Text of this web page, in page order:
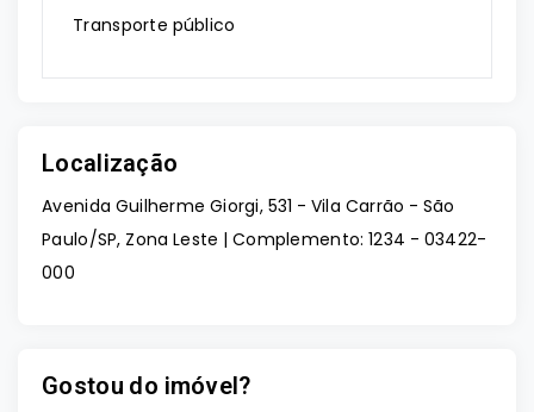
Transporte público
Localização
Avenida Guilherme Giorgi, 531 - Vila Carrão - São
Paulo/SP, Zona Leste | Complemento: 1234 - 03422-
000
Gostou do imóvel?